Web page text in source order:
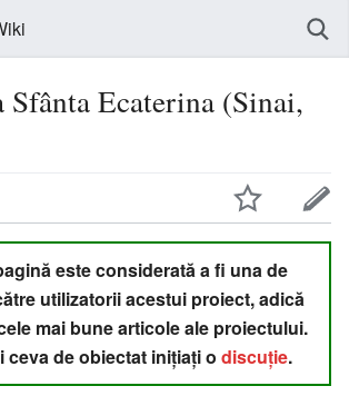
Sfânta Ecaterina (Sinai,
este considerată a fi una de
utilizatorii acestui proiect, adică
mai bune articole ale proiectului.
ceva de obiectat inițiați o discuție.